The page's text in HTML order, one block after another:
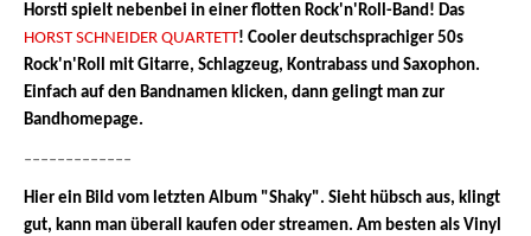
Horsti spielt nebenbei in einer flotten Rock'n'Roll-Band! Das
HORST SCHNEIDER QUARTETT! Cooler deutschsprachiger 50s
Rock'n'Roll mit Gitarre, Schlagzeug, Kontrabass und Saxophon.
Einfach auf den Bandnamen klicken, dann gelingt man zur
Bandhomepage.
-------------
Hier ein Bild vom letzten Album "Shaky". Sieht hübsch aus, klingt
gut, kann man überall kaufen oder streamen. Am besten als Vinyl